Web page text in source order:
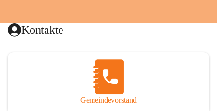
Kontakte
Gemeindevorstand